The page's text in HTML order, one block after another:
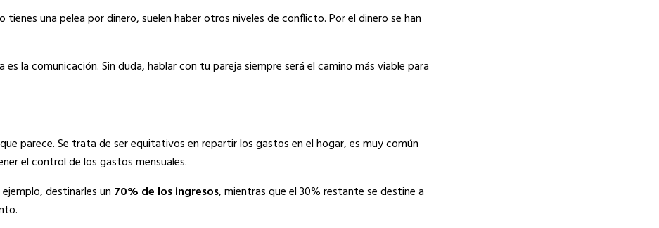
una pelea por dinero, suelen haber otros niveles de conflicto. Por el dinero se han
la comunicación. Sin duda, hablar con tu pareja siempre será el camino más viable para
parece. Se trata de ser equitativos en repartir los gastos en el hogar, es muy común
el control de los gastos mensuales.
destinarles un 70% de los ingresos, mientras que el 30% restante se destine a